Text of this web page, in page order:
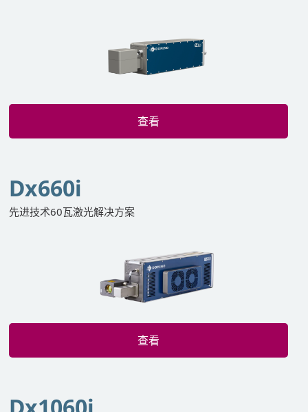
查看
Dx660i
先进技术60瓦激光解决方案
查看